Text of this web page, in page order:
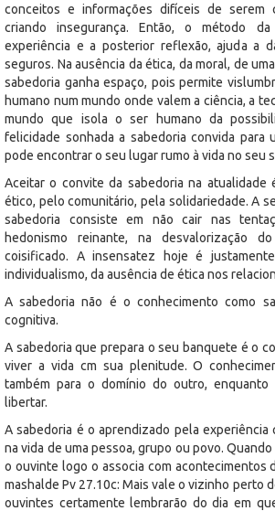
conceitos e informações difíceis de serem
criando insegurança. Então, o método
experiência e a posterior reflexão, ajuda a
seguros. Na ausência da ética, da moral, de
sabedoria ganha espaço, pois permite
humano num mundo onde valem a ciência, a
mundo que isola o ser humano da
felicidade sonhada a sabedoria convida para
pode encontrar o seu lugar rumo à vida no seu
Aceitar o convite da sabedoria na atualidade
ético, pelo comunitário, pela solidariedade. A
sabedoria consiste em não cair nas
hedonismo reinante, na desvalorização
coisificado. A insensatez hoje é
individualismo, da ausência de ética nos
A sabedoria não é o conhecimento como
cognitiva.
A sabedoria que prepara o seu banquete é o
viver a vida cm sua plenitude. O
também para o domínio do outro,
libertar.
A sabedoria é o aprendizado pela experiência
na vida de uma pessoa, grupo ou povo.
o ouvinte logo o associa com acontecimentos
mashalde Pv 27.10c: Mais vale o vizinho perto
ouvintes certamente lembrarão do dia em